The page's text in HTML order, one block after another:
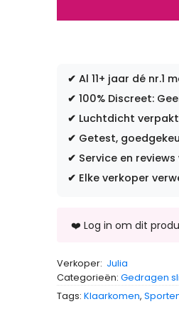
✔ Al 11+ jaar dé
✔ 100% Discreet:
✔ Luchtdicht
✔ Getest,
✔ Service en
✔ Elke verkoper
Verkoper: Julia
Categorieën: Gedragen
Tags: Klaarkomen,